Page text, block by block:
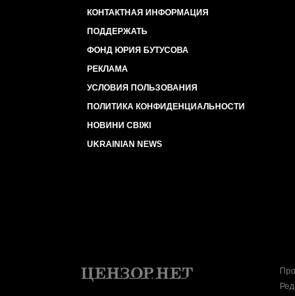
КОНТАКТНАЯ ИНФОРМАЦИЯ
ПОДДЕРЖАТЬ
ФОНД ЮРИЯ БУТУСОВА
РЕКЛАМА
УСЛОВИЯ ПОЛЬЗОВАНИЯ
ПОЛИТИКА КОНФИДЕНЦИАЛЬНОСТИ
НОВИНИ СВІЖІ
UKRAINIAN NEWS